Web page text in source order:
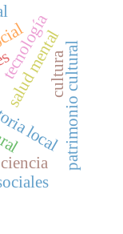
localpatrimonio cultural
salud mental
cultura